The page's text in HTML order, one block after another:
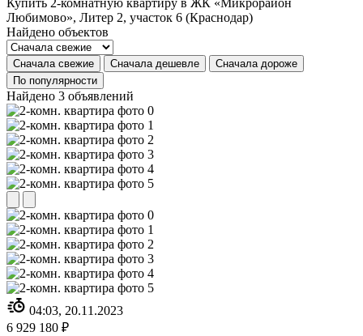
Купить 2-комнатную квартиру в ЖК «Микрорайон
Любимово», Литер 2, участок 6 (Краснодар)
Найдено объектов
Сначала свежие Сначала дешевле
Сначала дороже
По популярности
Найдено 3 объявлений
04:03, 20.11.2023
6 929 180 ₽